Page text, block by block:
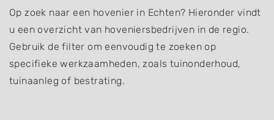
Op zoek naar een hovenier in Echten? Hieronder vindt
u een overzicht van hoveniersbedrijven in de regio.
Gebruik de filter om eenvoudig te zoeken op
specifieke werkzaamheden, zoals tuinonderhoud,
tuinaanleg of bestrating.